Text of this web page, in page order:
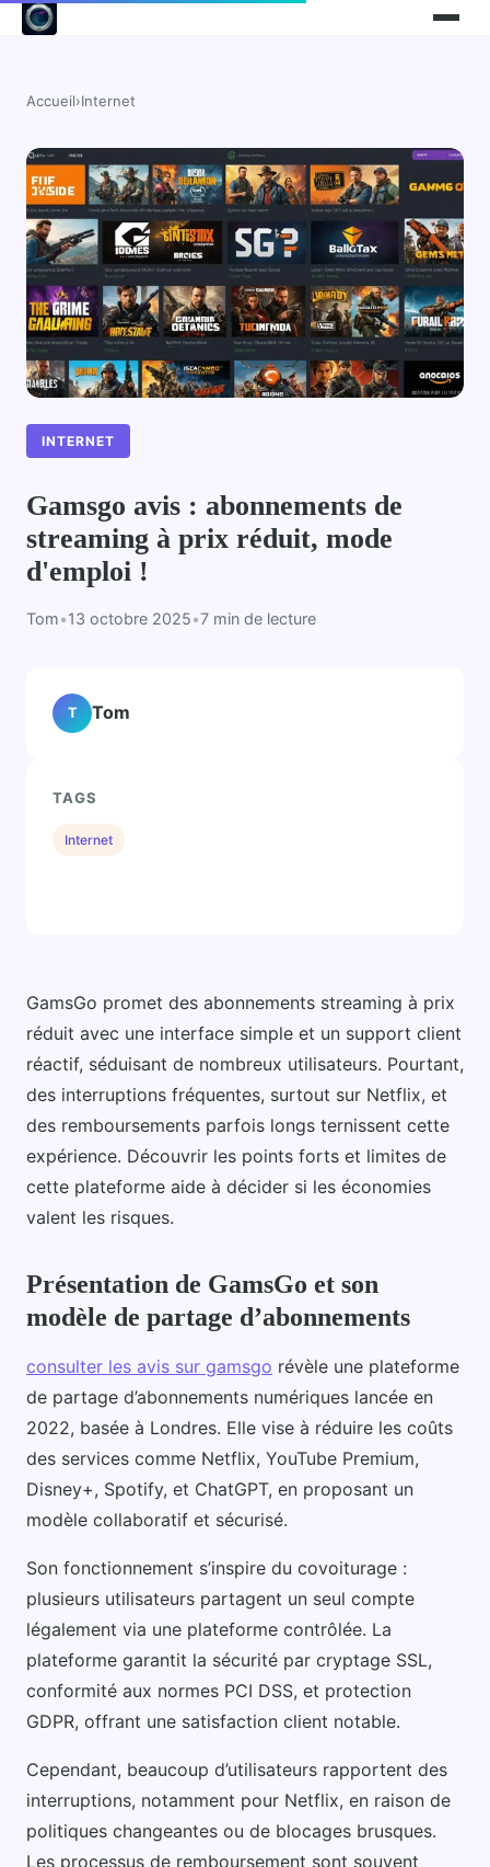
Accueil›Internet
INTERNET
Gamsgo avis : abonnements de
streaming à prix réduit, mode
d'emploi !
Tom•13 octobre 2025•7 min de lecture
GamsGo promet des abonnements streaming à prix
réduit avec une interface simple et un support client
réactif, séduisant de nombreux utilisateurs. Pourtant,
des interruptions fréquentes, surtout sur Netflix, et
des remboursements parfois longs ternissent cette
expérience. Découvrir les points forts et limites de
cette plateforme aide à décider si les économies
valent les risques.
Présentation de GamsGo et son
modèle de partage d’abonnements
consulter les avis sur gamsgo révèle une plateforme
de partage d’abonnements numériques lancée en
2022, basée à Londres. Elle vise à réduire les coûts
des services comme Netflix, YouTube Premium,
Disney+, Spotify, et ChatGPT, en proposant un
modèle collaboratif et sécurisé.
Son fonctionnement s’inspire du covoiturage :
plusieurs utilisateurs partagent un seul compte
légalement via une plateforme contrôlée. La
plateforme garantit la sécurité par cryptage SSL,
conformité aux normes PCI DSS, et protection
GDPR, offrant une satisfaction client notable.
Cependant, beaucoup d’utilisateurs rapportent des
interruptions, notamment pour Netflix, en raison de
politiques changeantes ou de blocages brusques.
Les processus de remboursement sont souvent
T Tom
TAGS
Internet